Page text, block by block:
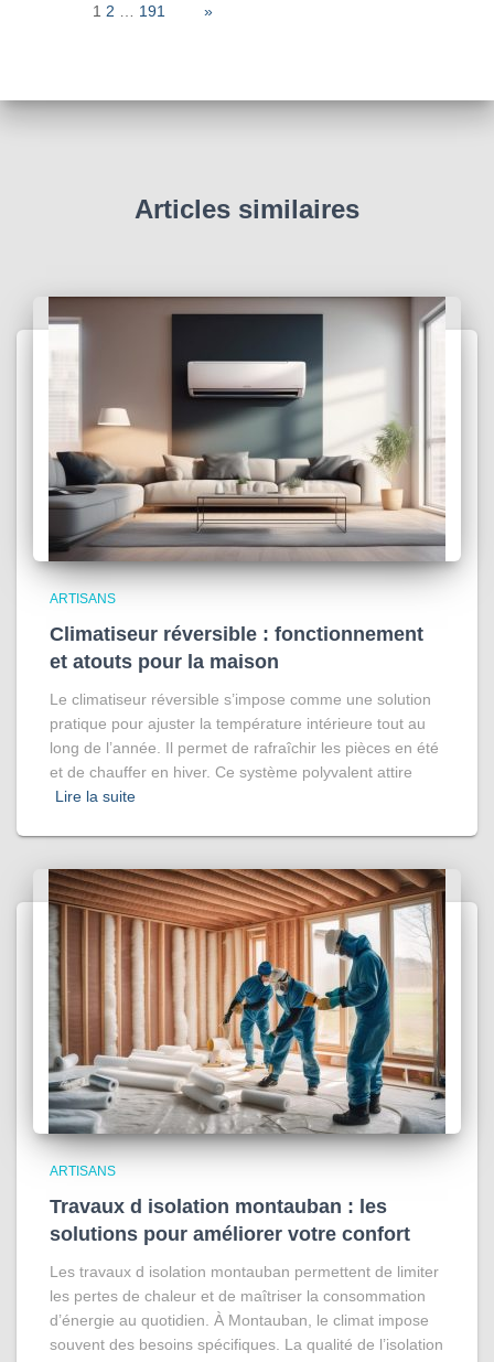
1 2 191 »
Articles similaires
ARTISANS
Climatiseur réversible : fonctionnement
et atouts pour la maison
Le climatiseur réversible s’impose comme une solution
pratique pour ajuster la température intérieure tout au
long de l’année. Il permet de rafraîchir les pièces en été
et de chauffer en hiver. Ce système polyvalent attire
Lire la suite
ARTISANS
Travaux d isolation montauban : les
solutions pour améliorer votre confort
Les travaux d isolation montauban permettent de limiter
les pertes de chaleur et de maîtriser la consommation
d’énergie au quotidien. À Montauban, le climat impose
souvent des besoins spécifiques. La qualité de l’isolation